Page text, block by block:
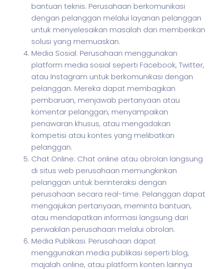
bantuan teknis. Perusahaan berkomunikasi
dengan pelanggan melalui layanan pelanggan
untuk menyelesaikan masalah dan memberikan
solusi yang memuaskan.
Media Sosial: Perusahaan menggunakan
platform media sosial seperti Facebook, Twitter,
atau Instagram untuk berkomunikasi dengan
pelanggan. Mereka dapat membagikan
pembaruan, menjawab pertanyaan atau
komentar pelanggan, menyampaikan
penawaran khusus, atau mengadakan
kompetisi atau kontes yang melibatkan
pelanggan.
Chat Online: Chat online atau obrolan langsung
di situs web perusahaan memungkinkan
pelanggan untuk berinteraksi dengan
perusahaan secara real-time. Pelanggan dapat
mengajukan pertanyaan, meminta bantuan,
atau mendapatkan informasi langsung dari
perwakilan perusahaan melalui obrolan.
Media Publikasi: Perusahaan dapat
menggunakan media publikasi seperti blog,
majalah online, atau platform konten lainnya